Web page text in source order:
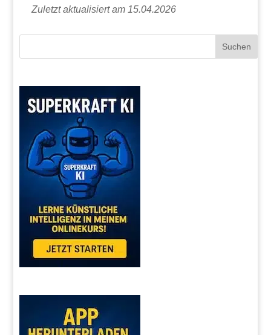
Zuletzt aktualisiert am 15.04.2026